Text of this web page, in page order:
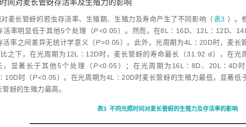
间对麦长管蚜存活率及生殖力的影响
麦长管蚜的若虫存活率、生殖期、生殖力及寿命产生了不同影响（表3 ）。
活率明显低于其他5个处理（P<0.05）。然而，在8L∶16D、12L∶12D、
活率之间差异无统计学意义（P>0.05）。此外，光周期为4L∶20D时，麦长
之下，在光周期为12L∶12D时，麦长管蚜的寿命最长（31.92 d），在光
，显著长于其他5个处理（P<0.05）；在光周期为16L∶8D、20L∶4D
时（P<0.05）。在光周期为4L∶20D时麦长管蚜的生殖力最低，显著低
蚜的生殖力最高。
表3 不同光照时间对麦长管蚜的生殖力及存活率的影响